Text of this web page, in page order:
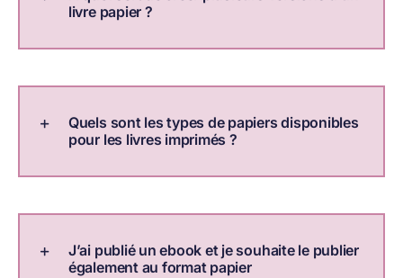
livre papier ?
Quels sont les types de papiers disponibles
pour les livres imprimés ?
J’ai publié un ebook et je souhaite le publier
également au format papier